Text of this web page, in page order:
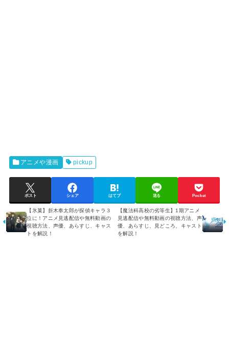
アニメや漫画 pickup
ポスト シェア はてブ 送る Pocket
【氷菓】折木奉太郎が探偵キャラ３
位に！アニメ見逃配信や無料動画の
視聴方法、声優、あらすじ、キャス
トを解説！
【魔法科高校の劣等生】1期アニメ
見逃配信や無料動画の視聴方法、声
優、あらすじ、見どころ、キャスト
を解説！